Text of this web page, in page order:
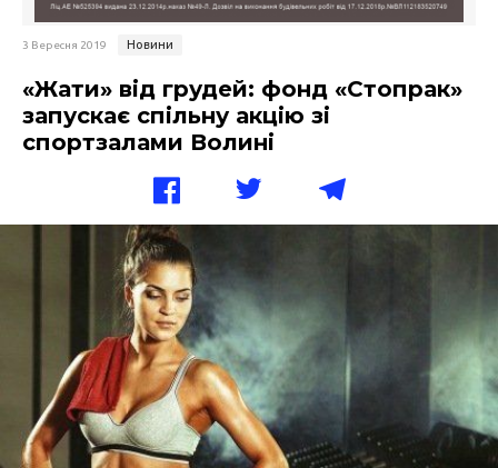
3 Вересня 2019 Новини
«Жати» від грудей: фонд «Стопрак»
запускає спільну акцію зі
спортзалами Волині